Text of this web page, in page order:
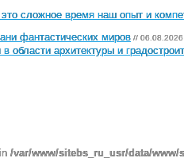
сложное время наш опыт и
фантастических миров // 06.08.2026
архитектуры и
/var/www/sitebs_ru_usr/data/